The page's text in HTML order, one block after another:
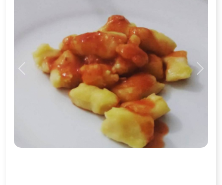
Previous Next